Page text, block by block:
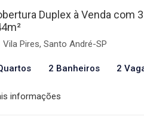
Duplex à Venda com
Vila Pires, Santo André-SP
2 Banheiros 2
informações